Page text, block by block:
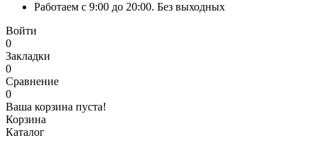
Работаем с 9:00 до 20:00. Без выходных
Войти
0
Закладки
0
Сравнение
0
Ваша корзина пуста!
Корзина
Каталог